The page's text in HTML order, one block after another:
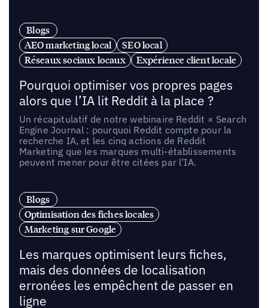
Blogs
AEO marketing local
SEO local
Réseaux sociaux locaux
Expérience client locale
Pourquoi optimiser vos propres pages
alors que l’IA lit Reddit à la place ?
Un récapitulatif de notre webinaire Reddit × Search
Engine Journal : pourquoi Reddit compte pour la
recherche IA, et les cinq actions de Reddit
Marketing que les marques multi-établissements
peuvent mener pour être citées par l’IA.
Blogs
Optimisation des fiches locales
Marketing sur Google
Les marques optimisent leurs fiches,
mais des données de localisation
erronées les empêchent de passer en
ligne